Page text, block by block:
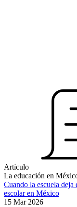
Artículo
La educación en
Cuando la escuela deja
escolar en México
15 Mar 2026